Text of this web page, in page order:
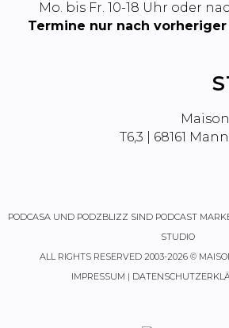
Mo. bis Fr. 10-18 Uhr oder
Termine nur nach
T6,3 | 68161
PODCASA UND PODZBLIZZ SIND PODCAST
STUDIO
ALL RIGHTS RESERVED 2003-2026 ©
IMPRESSUM |